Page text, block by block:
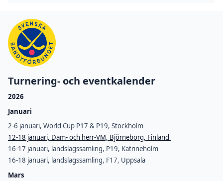
Turnering- och eventkalender
2026
Januari
2-6 januari, World Cup P17 & P19, Stockholm
12-18 januari, Dam- och herr-VM, Björneborg, Finland
16-17 januari, landslagssamling, P19, Katrineholm
16-18 januari, landslagssamling, F17, Uppsala
Mars